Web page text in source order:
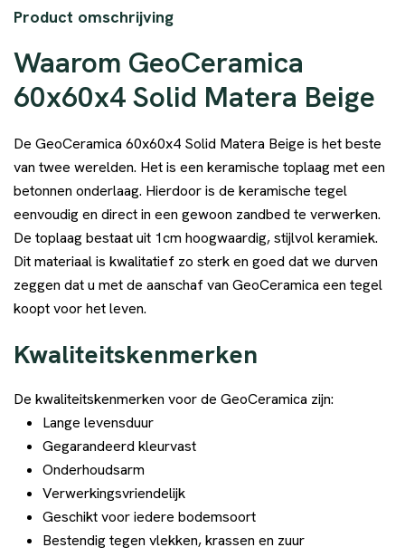
Product omschrijving
Waarom GeoCeramica
60x60x4 Solid Matera Beige
De GeoCeramica 60x60x4 Solid Matera Beige is het beste
van twee werelden. Het is een keramische toplaag met een
betonnen onderlaag. Hierdoor is de keramische tegel
eenvoudig en direct in een gewoon zandbed te verwerken.
De toplaag bestaat uit 1cm hoogwaardig, stijlvol keramiek.
Dit materiaal is kwalitatief zo sterk en goed dat we durven
zeggen dat u met de aanschaf van GeoCeramica een tegel
koopt voor het leven.
Kwaliteitskenmerken
De kwaliteitskenmerken voor de GeoCeramica zijn:
Lange levensduur
Gegarandeerd kleurvast
Onderhoudsarm
Verwerkingsvriendelijk
Geschikt voor iedere bodemsoort
Bestendig tegen vlekken, krassen en zuur